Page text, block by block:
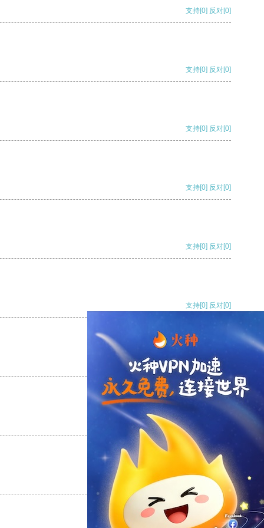
支持[0] 反对[0]
支持[0] 反对[0]
支持[0] 反对[0]
支持[0] 反对[0]
支持[0] 反对[0]
支持[0] 反对[0]
支持[0] 反对
支持
反对 [0]